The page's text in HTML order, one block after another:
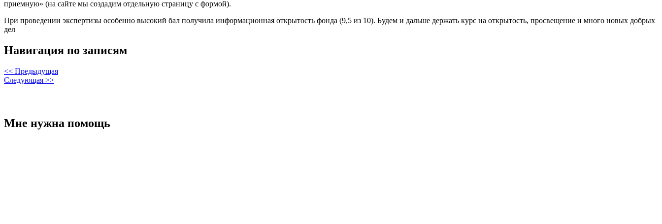
приемную» (на сайте мы создадим отдельную страницу с формой).
При проведении экспертизы особенно высокий бал получила информационная открытость фонда (9,5 из 10). Будем и дальше держать курс на открытость, просвещение и много новых добрых
дел
Навигация по записям
<< Предыдущая
Следующая >>
Мне нужна помощь